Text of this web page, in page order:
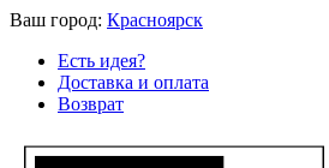
Ваш город: Красноярск
Есть идея?
Доставка и оплата
Возврат